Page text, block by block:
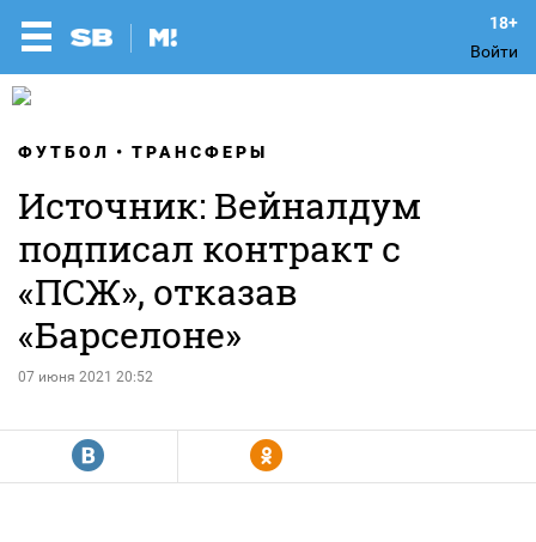
Войти
ФУТБОЛ ТРАНСФЕРЫ
Источник: Вейналдум
подписал контракт с
«ПСЖ», отказав
«Барселоне»
07 июня 2021 20:52
R Y